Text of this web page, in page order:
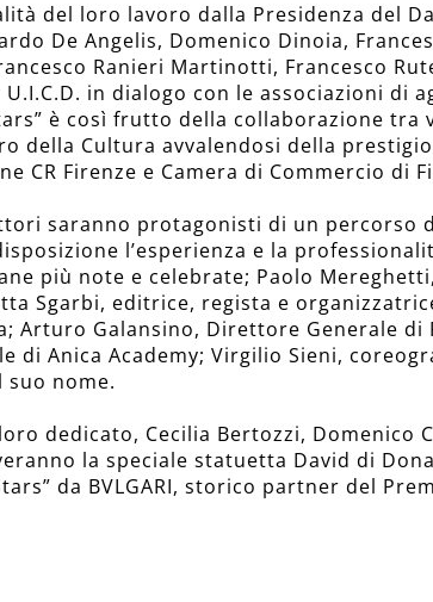
del loro lavoro dalla Presidenza del
De Angelis, Domenico Dinoia,
Ranieri Martinotti, Francesco
in dialogo con le associazioni di
è così frutto della collaborazione
della Cultura avvalendosi della
CR Firenze e Camera di Commercio di
saranno protagonisti di un percorso
l’esperienza e la
più note e celebrate; Paolo
Sgarbi, editrice, regista e
Arturo Galansino, Direttore Generale di
di Anica Academy; Virgilio Sieni,
suo nome.
dedicato, Cecilia Bertozzi, Domenico
la speciale statuetta David di
da BVLGARI, storico partner del